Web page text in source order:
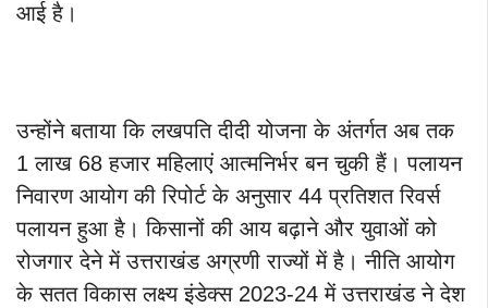
आई है।
उन्होंने बताया कि लखपति दीदी योजना के अंतर्गत अब तक
1 लाख 68 हजार महिलाएं आत्मनिर्भर बन चुकी हैं। पलायन
निवारण आयोग की रिपोर्ट के अनुसार 44 प्रतिशत रिवर्स
पलायन हुआ है। किसानों की आय बढ़ाने और युवाओं को
रोजगार देने में उत्तराखंड अग्रणी राज्यों में है। नीति आयोग
के सतत विकास लक्ष्य इंडेक्स 2023-24 में उत्तराखंड ने देश